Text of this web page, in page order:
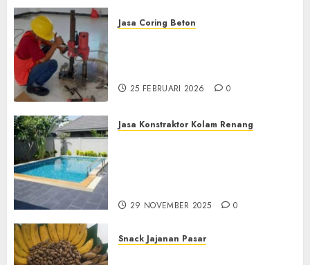
Jasa Coring Beton
25 FEBRUARI 2026 0
Jasa Konstraktor Kolam Renang
29 NOVEMBER 2025 0
Snack Jajanan Pasar